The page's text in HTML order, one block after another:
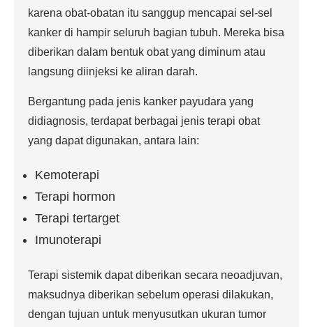
karena obat-obatan itu sanggup mencapai sel-sel
kanker di hampir seluruh bagian tubuh. Mereka bisa
diberikan dalam bentuk obat yang diminum atau
langsung diinjeksi ke aliran darah.
Bergantung pada jenis kanker payudara yang
didiagnosis, terdapat berbagai jenis terapi obat
yang dapat digunakan, antara lain:
Kemoterapi
Terapi hormon
Terapi tertarget
Imunoterapi
Terapi sistemik dapat diberikan secara neoadjuvan,
maksudnya diberikan sebelum operasi dilakukan,
dengan tujuan untuk menyusutkan ukuran tumor